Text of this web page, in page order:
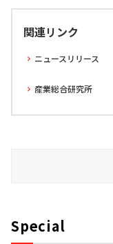
関連リンク
ニュースリリース
産業総合研究所
Special